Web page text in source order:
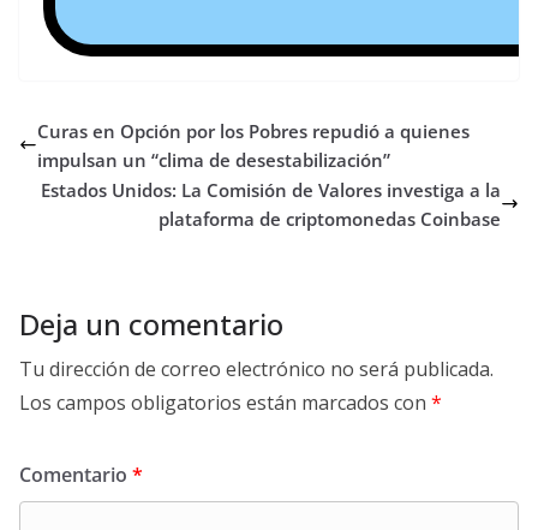
Curas en Opción por los Pobres repudió a quienes
impulsan un “clima de desestabilización”
Estados Unidos: La Comisión de Valores investiga a la
plataforma de criptomonedas Coinbase
Deja un comentario
Tu dirección de correo electrónico no será publicada.
Los campos obligatorios están marcados con *
Comentario *